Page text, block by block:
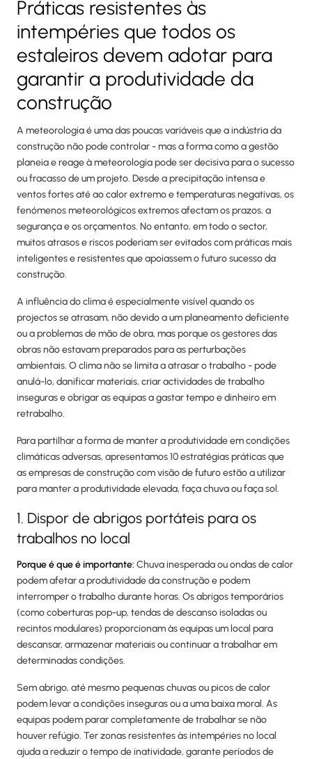
Práticas resistentes às
intempéries que todos os
estaleiros devem adotar para
garantir a produtividade da
construção
A meteorologia é uma das poucas variáveis que a indústria da
construção não pode controlar - mas a forma como a gestão
planeia e reage à meteorologia pode ser decisiva para o sucesso
ou fracasso de um projeto. Desde a precipitação intensa e
ventos fortes até ao calor extremo e temperaturas negativas, os
fenómenos meteorológicos extremos afectam os prazos, a
segurança e os orçamentos. No entanto, em todo o sector,
muitos atrasos e riscos poderiam ser evitados com práticas mais
inteligentes e resistentes que apoiassem o futuro sucesso da
construção.
A influência do clima é especialmente visível quando os
projectos se atrasam, não devido a um planeamento deficiente
ou a problemas de mão de obra, mas porque os gestores das
obras não estavam preparados para as perturbações
ambientais. O clima não se limita a atrasar o trabalho - pode
anulá-lo, danificar materiais, criar actividades de trabalho
inseguras e obrigar as equipas a gastar tempo e dinheiro em
retrabalho.
Para partilhar a forma de manter a produtividade em condições
climáticas adversas, apresentamos 10 estratégias práticas que
as empresas de construção com visão de futuro estão a utilizar
para manter a produtividade elevada, faça chuva ou faça sol.
1. Dispor de abrigos portáteis para os
trabalhos no local
Porque é que é importante: Chuva inesperada ou ondas de calor
podem afetar a produtividade da construção e podem
interromper o trabalho durante horas. Os abrigos temporários
(como coberturas pop-up, tendas de descanso isoladas ou
recintos modulares) proporcionam às equipas um local para
descansar, armazenar materiais ou continuar a trabalhar em
determinadas condições.
Sem abrigo, até mesmo pequenas chuvas ou picos de calor
podem levar a condições inseguras ou a uma baixa moral. As
equipas podem parar completamente de trabalhar se não
houver refúgio. Ter zonas resistentes às intempéries no local
ajuda a reduzir o tempo de inatividade, garante períodos de